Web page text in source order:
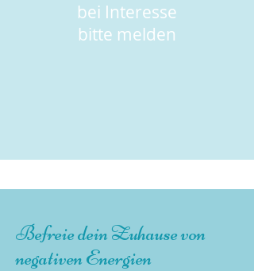
bei Interesse
bitte melden
Befreie dein Zuhause von
negativen Energien